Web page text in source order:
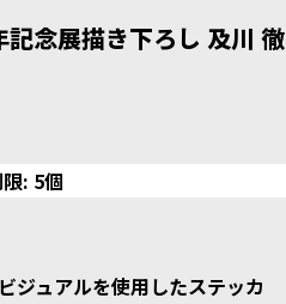
念展描き下ろし 及川 徹
: 5個
ジュアルを使用したステッカ